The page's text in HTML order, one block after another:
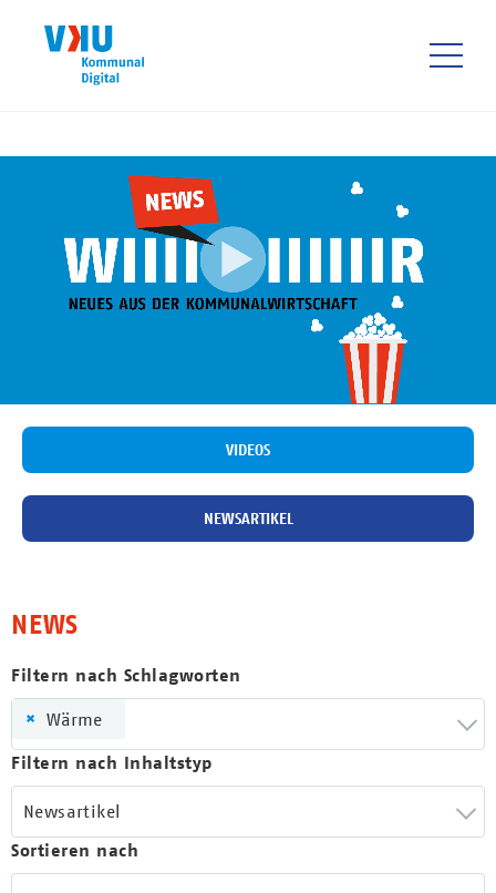
VIDEOS
NEWSARTIKEL
NEWS
Filtern nach Schlagworten
× Wärme
Filtern nach Inhaltstyp
Newsartikel
Sortieren nach